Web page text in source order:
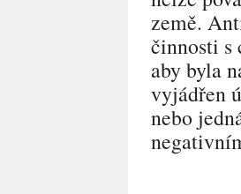
země.
činnosti s
aby byla
vyjádřen
nebo